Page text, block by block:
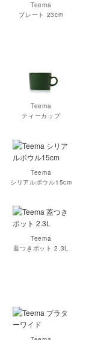
Teema
プレート 23cm
Teema
ティーカップ
Teema
シリアルボウル15cm
Teema
蓋つきポット 2.3L